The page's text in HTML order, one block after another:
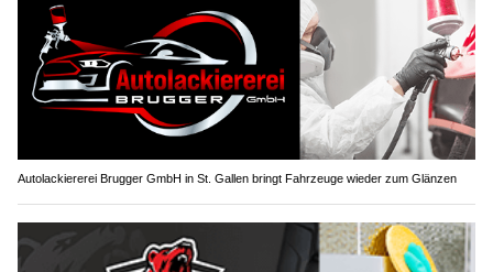
Autolackiererei Brugger GmbH in St. Gallen bringt Fahrzeuge wieder zum Glänzen